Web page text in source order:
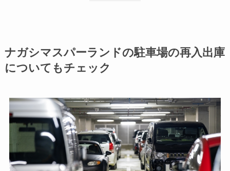
ナガシマスパーランドの駐車場の再入出庫
についてもチェック